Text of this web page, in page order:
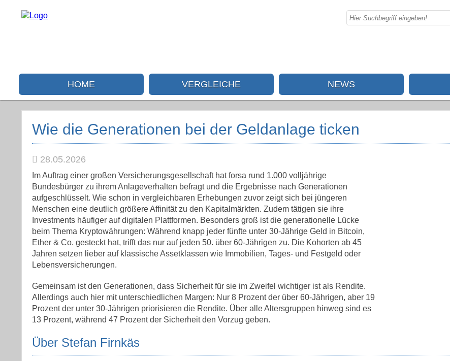
HOME VERGLEICHE NEWS
Wie die Generationen bei der Geldanlage ticken
28.05.2026
Im Auftrag einer großen Versicherungsgesellschaft hat forsa rund 1.000 volljährige
Bundesbürger zu ihrem Anlageverhalten befragt und die Ergebnisse nach Generationen
aufgeschlüsselt. Wie schon in vergleichbaren Erhebungen zuvor zeigt sich bei jüngeren
Menschen eine deutlich größere Affinität zu den Kapitalmärkten. Zudem tätigen sie ihre
Investments häufiger auf digitalen Plattformen. Besonders groß ist die generationelle Lücke
beim Thema Kryptowährungen: Während knapp jeder fünfte unter 30-Jährige Geld in Bitcoin,
Ether & Co. gesteckt hat, trifft das nur auf jeden 50. über 60-Jährigen zu. Die Kohorten ab 45
Jahren setzen lieber auf klassische Assetklassen wie Immobilien, Tages- und Festgeld oder
Lebensversicherungen.
Gemeinsam ist den Generationen, dass Sicherheit für sie im Zweifel wichtiger ist als Rendite.
Allerdings auch hier mit unterschiedlichen Margen: Nur 8 Prozent der über 60-Jährigen, aber 19
Prozent der unter 30-Jährigen priorisieren die Rendite. Über alle Altersgruppen hinweg sind es
13 Prozent, während 47 Prozent der Sicherheit den Vorzug geben.
Über Stefan Firnkäs